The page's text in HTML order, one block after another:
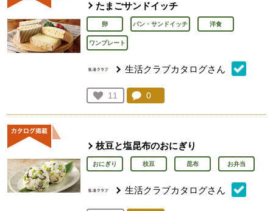
たまごサンドイッチ
卵 パン・サンドイッチ 洋食
ワンプレート
生活クラブカタログさん
お気に入り登録：
11
人が登録
コメント：
0
枝豆と塩昆布のおにぎり
おにぎり 枝豆 昆布 お弁当
生活クラブカタログさん